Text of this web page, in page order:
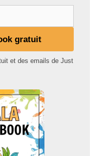
gratuit
et des emails de Just